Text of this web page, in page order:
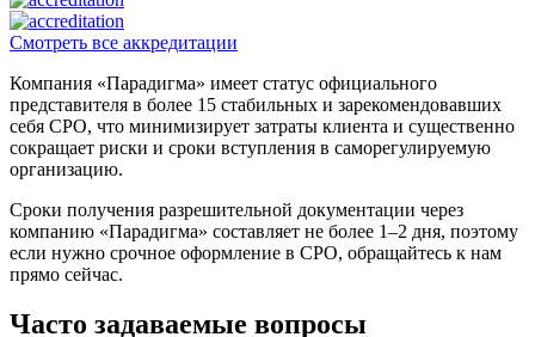
Смотреть все аккредитации
Компания «Парадигма» имеет статус официального
представителя в более 15 стабильных и зарекомендовавших
себя СРО, что минимизирует затраты клиента и существенно
сокращает риски и сроки вступления в саморегулируемую
организацию.
Сроки получения разрешительной документации через
компанию «Парадигма» составляет не более 1–2 дня, поэтому
если нужно срочное оформление в СРО, обращайтесь к нам
прямо сейчас.
Часто задаваемые вопросы